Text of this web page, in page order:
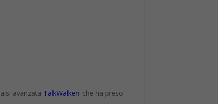
avanzata TalkWalkerr che ha preso